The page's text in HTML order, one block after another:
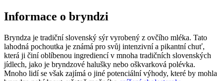
Informace o bryndzi
Bryndza je tradiční slovenský sýr vyrobený z ovčího mléka. Tato
lahodná pochoutka je známá pro svůj intenzivní a pikantní chuť,
která ji činí oblíbenou ingrediencí v mnoha tradičních slovenských
jídlech, jako je bryndzové halušky nebo oškvarková polévka.
Mnoho lidí se však zajímá o jiné potenciální výhody, které by mohla